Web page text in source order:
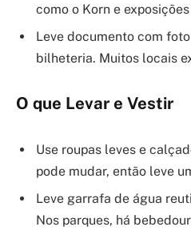
como o Korn e
Leve documento com
bilheteria. Muitos locais
O que Levar e Vestir
Use roupas leves e
pode mudar, então leve
Leve garrafa de água
Nos parques, há